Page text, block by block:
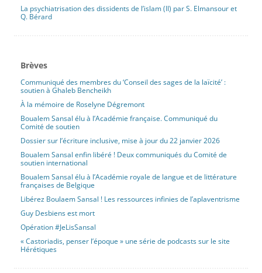
La psychiatrisation des dissidents de l’islam (II) par S. Elmansour et
Q. Bérard
Brèves
Communiqué des membres du ‘Conseil des sages de la laïcité’ :
soutien à Ghaleb Bencheikh
À la mémoire de Roselyne Dégremont
Boualem Sansal élu à l’Académie française. Communiqué du
Comité de soutien
Dossier sur l’écriture inclusive, mise à jour du 22 janvier 2026
Boualem Sansal enfin libéré ! Deux communiqués du Comité de
soutien international
Boualem Sansal élu à l’Académie royale de langue et de littérature
françaises de Belgique
Libérez Boulaem Sansal ! Les ressources infinies de l’aplaventrisme
Guy Desbiens est mort
Opération #JeLisSansal
« Castoriadis, penser l’époque » une série de podcasts sur le site
Hérétiques